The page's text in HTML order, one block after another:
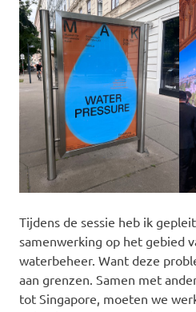
Tijdens de sessie heb ik
samenwerking op het gebied
waterbeheer. Want deze
aan grenzen. Samen met
tot Singapore, moeten we